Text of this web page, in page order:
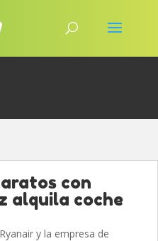
con
alquila coche
y la empresa de